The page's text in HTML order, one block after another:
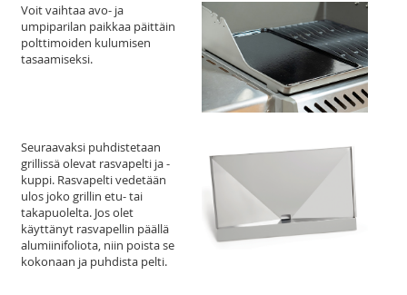
Voit vaihtaa avo- ja
umpiparilan paikkaa päittäin
polttimoiden kulumisen
tasaamiseksi.
Seuraavaksi puhdistetaan
grillissä olevat rasvapelti ja -
kuppi. Rasvapelti vedetään
ulos joko grillin etu- tai
takapuolelta. Jos olet
käyttänyt rasvapellin päällä
alumiinifoliota, niin poista se
kokonaan ja puhdista pelti.